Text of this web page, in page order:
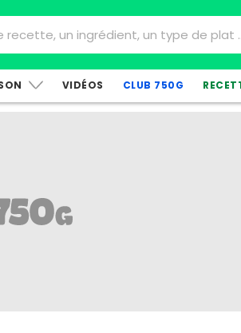
VIDÉOS CLUB 750G